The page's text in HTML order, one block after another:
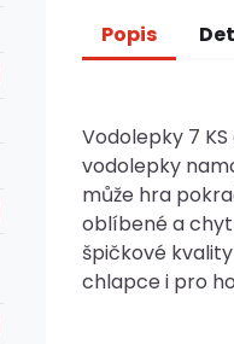
Popis
Vodolepky 7
vodolepky
může hra
oblíbené a
špičkové
chlapce i pro